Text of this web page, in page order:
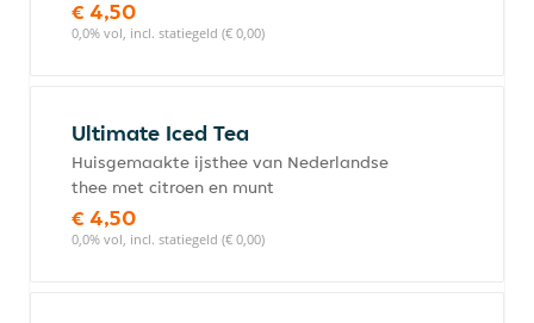
€ 4,50
0,0% vol, incl. statiegeld (€ 0,00)
Ultimate Iced Tea
Huisgemaakte ijsthee van Nederlandse
thee met citroen en munt
€ 4,50
0,0% vol, incl. statiegeld (€ 0,00)